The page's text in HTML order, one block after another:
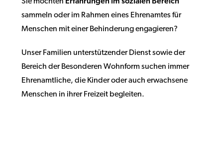
sammeln oder im Rahmen eines Ehrenamtes für
Menschen mit einer Behinderung engagieren?
Unser Familien unterstützender Dienst sowie der
Bereich der Besonderen Wohnform suchen immer
Ehrenamtliche, die Kinder oder auch erwachsene
Menschen in ihrer Freizeit begleiten.